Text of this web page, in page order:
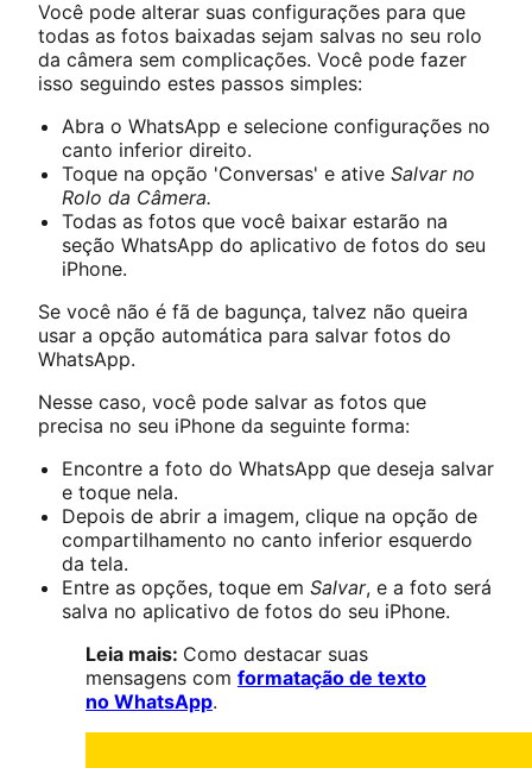
Você pode alterar suas configurações para que
todas as fotos baixadas sejam salvas no seu rolo
da câmera sem complicações. Você pode fazer
isso seguindo estes passos simples:
Abra o WhatsApp e selecione configurações no
canto inferior direito.
Toque na opção 'Conversas' e ative Salvar no
Rolo da Câmera.
Todas as fotos que você baixar estarão na
seção WhatsApp do aplicativo de fotos do seu
iPhone.
Se você não é fã de bagunça, talvez não queira
usar a opção automática para salvar fotos do
WhatsApp.
Nesse caso, você pode salvar as fotos que
precisa no seu iPhone da seguinte forma:
Encontre a foto do WhatsApp que deseja salvar
e toque nela.
Depois de abrir a imagem, clique na opção de
compartilhamento no canto inferior esquerdo
da tela.
Entre as opções, toque em Salvar, e a foto será
salva no aplicativo de fotos do seu iPhone.
Leia mais: Como destacar suas
mensagens com formatação de texto
no WhatsApp.